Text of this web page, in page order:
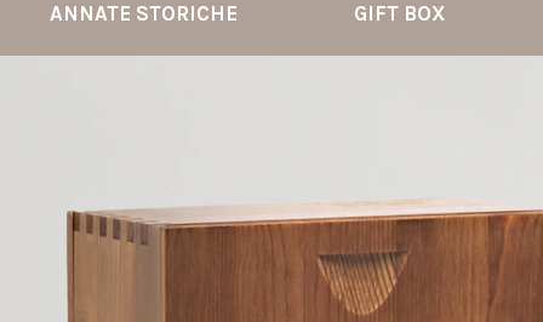
ANNATE STORICHE
GIFT BOX